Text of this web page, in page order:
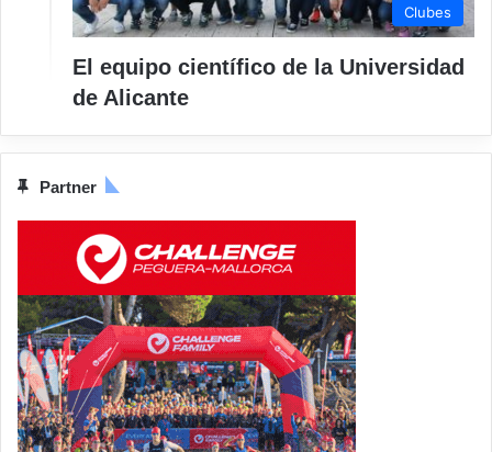
Clubes
El equipo científico de la Universidad
de Alicante
Partner